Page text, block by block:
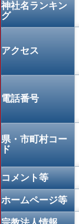
神社名ランキン
グ
アクセス
電話番号
県・市町村コー
ド
コメント等
ホームページ等